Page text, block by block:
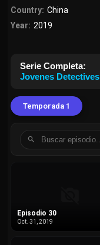
Country: China
Year: 2019
Serie Completa:
Jovenes Detectives
Temporada 1
Episodio 30
Oct. 31, 2019